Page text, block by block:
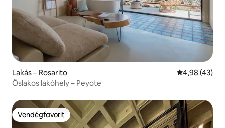
Lakás – Rosarito Átlagos
4,98 (43)
Őslakos lakóhely – Peyote
Vendégfavorit
Vendégfavorit